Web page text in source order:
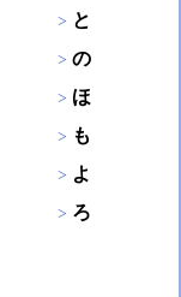
と
の
ほ
も
よ
ろ